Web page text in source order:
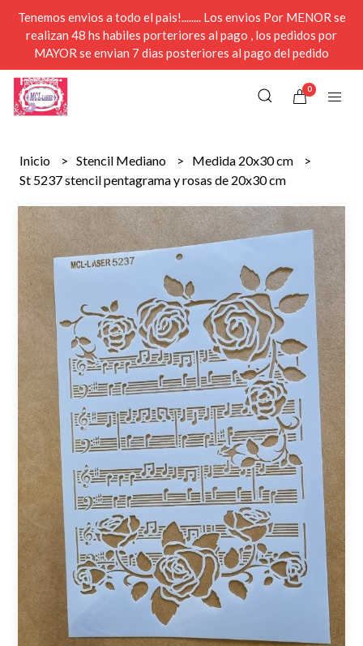
Tenemos envios a todo el pais!........ Los envios Por MENOR se
realizan 48 hs habiles porteriores al pago , los pedidos por
MAYOR se envian 7 dias posteriores al pago del pedido
0
Inicio Stencil Mediano
Medida 20x30 cm
St 5237 stencil pentagrama y rosas de 20x30 cm